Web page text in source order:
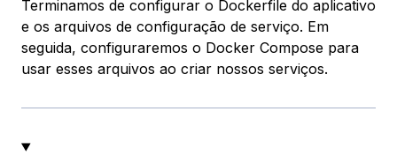
Terminamos de configurar o Dockerfile do aplicativo
e os arquivos de configuração de serviço. Em
seguida, configuraremos o Docker Compose para
usar esses arquivos ao criar nossos serviços.